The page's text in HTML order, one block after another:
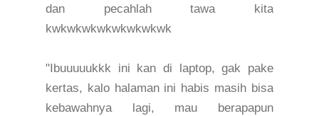
dan pecahlah tawa kita
kwkwkwkwkwkwkwkwk
"Ibuuuuukkk ini kan di laptop, gak pake
kertas, kalo halaman ini habis masih bisa
kebawahnya lagi, mau berapapun